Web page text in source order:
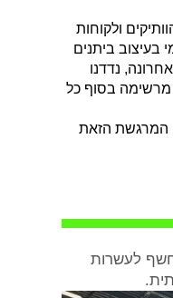
הוותיקים ולקוחות
בעיצוב ביתנים
נדדנו
מרשימה בסוף כל
המרגשת הזאת
ונחשף לעשרות